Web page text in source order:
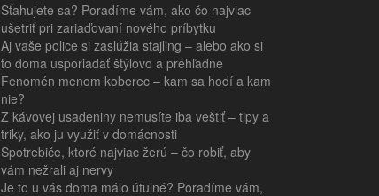
Sťahujete sa? Poradíme vám, ako čo najviac
ušetriť pri zariaďovaní nového príbytku
Aj vaše police si zaslúžia stajling – alebo ako si
to doma usporiadať štýlovo a prehľadne
Fenomén menom koberec – kam sa hodí a kam
nie?
Z kávovej usadeniny nemusíte iba veštiť – tipy a
triky, ako ju využiť v domácnosti
Spotrebiče, ktoré najviac žerú – čo robiť, aby
vám nežrali aj nervy
Je to u vás doma málo útulné? Poradíme vám,